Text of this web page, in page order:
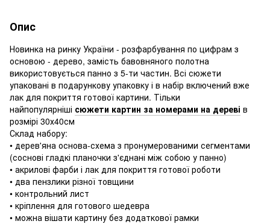
Опис
Новинка на ринку України - розфарбування по цифрам з
основою - дерево, замість бавовняного полотна
використовується панно з 5-ти частин. Всі сюжети
упаковані в подарункову упаковку і в набір включений вже
лак для покриття готової картини. Тільки
найпопулярніші сюжети картин за номерами на дереві в
розмірі 30х40см
Склад набору:
• дерев'яна основа-схема з пронумерованими сегментами
(соснові гладкі планочки з'єднані між собою у панно)
• акрилові фарби і лак для покриття готової роботи
• два пензлики різної товщини
• контрольний лист
• кріплення для готового шедевра
• можна вішати картину без додаткової рамки